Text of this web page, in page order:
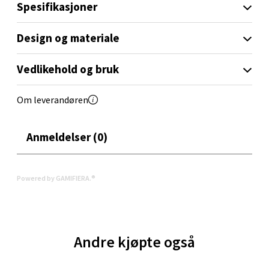
Spesifikasjoner
Design og materiale
Vedlikehold og bruk
Om leverandøren
Anmeldelser (0)
Powered by GAMIFIERA.®
Andre kjøpte også
Aunasenteret, Sunndalsvegen 3, 7340 Oppdal
Åpent i dag 10-19
Orkanger - Thon Senter Orkanger
Thon Senter Orkanger, Orkdalsveien 113, 7300